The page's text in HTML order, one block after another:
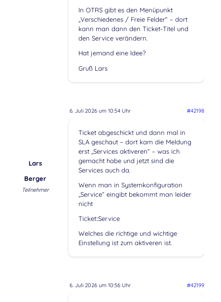
In OTRS gibt es den Menüpunkt
„Verschiedenes / Freie Felder“ – dort
kann man dann den Ticket-Titel und
den Service verändern.
Hat jemand eine Idee?
Gruß Lars
6. Juli 2026 um 10:54 Uhr #42198
Lars
Berger
Teilnehmer
Ticket abgeschickt und dann mal in
SLA geschaut – dort kam die Meldung
erst „Services aktiveren“ – was ich
gemacht habe und jetzt sind die
Services auch da.
Wenn man in Systemkonfiguration
„Service“ eingibt bekommt man leider
nicht
Ticket::Service
Welches die richtige und wichtige
Einstellung ist zum aktiveren ist.
6. Juli 2026 um 10:56 Uhr #42199